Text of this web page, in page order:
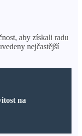
aby získali radu
nejčastější
na